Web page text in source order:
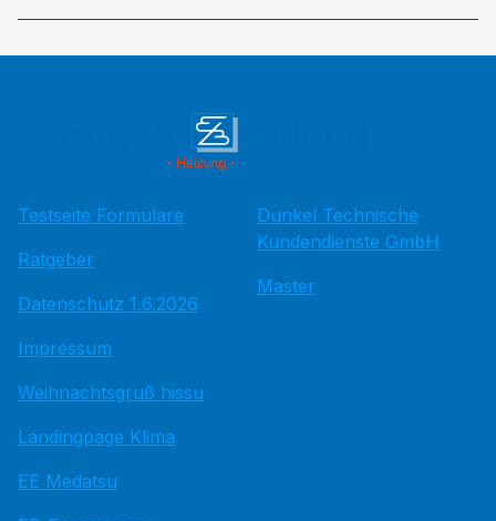
Testseite Formulare
Ratgeber
Datenschutz 1.6.2026
Impressum
Weihnachtsgruß hissu
Landingpage Klima
EE Medatsu
Dunkel Technische
Kundendienste GmbH
Master